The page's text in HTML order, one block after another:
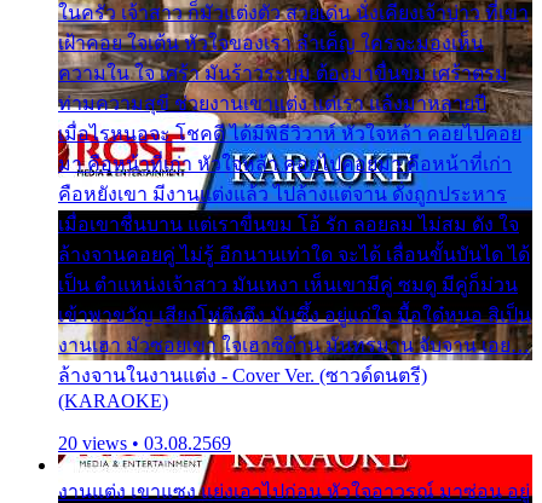
ในครัว เจ้าสาว ก็มัวแต่งตัว สวยเด่น นั่งเคียงเจ้าบ่าว ที่เขา
เฝ้าคอย ใจเต้น หัวใจของเรา ลำเค็ญ ใครจะมองเห็น
ความใน ใจ เศร้า มันร้าวระบม ต้องมาขื่นขม เศร้าตรม
ท่ามความสุขี ช่วยงานเขาแต่ง แต่เรา แล้งมาหลายปี
เมื่อไรหนอจะ โชคดี ได้มีพิธีวิวาห์ หัวใจหล้า คอยไปคอย
มา คือหน้าที่เก่า หัวใจหล้า คอยไปคอยมา คือหน้าที่เก่า
คือหยังเขา มีงานแต่งแล้ว ไปล้างแต่จาน ดั่งถูกประหาร
เมื่อเขาชื่นบาน แต่เราขื่นขม โอ้ รัก ลอยลม ไม่สม ดัง ใจ
ล้างจานคอยคู่ ไม่รู้ อีกนานเท่าใด จะได้ เลื่อนขั้นบันได ได้
เป็น ตำแหน่งเจ้าสาว มันเหงา เห็นเขามีคู่ ซมดู มีคู่ก็ม่วน
เข้าพาขวัญ เสียงโห่ตึงตึง มันซึ้ง อยู่แก่ใจ มื้อใด๋หนอ สิเป็น
งานเฮา มัวซอยเขา ใจเฮาซิด้าน มันทรมาน จับจาน เอย…
ล้างจานในงานแต่ง - Cover Ver. (ซาวด์ดนตรี)
(KARAOKE)
20 views • 03.08.2569
งานแต่ง เขาแซง แย่งเอาไปก่อน หัวใจอาวรณ์ มาซ่อน อยู่